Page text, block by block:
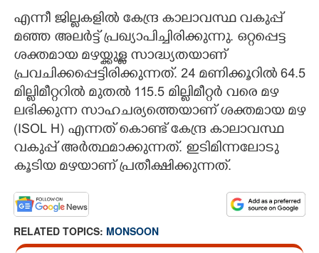
എന്നീ ജില്ലകളിൽ കേന്ദ്ര കാലാവസ്ഥ വകുപ്പ്
മഞ്ഞ അലർട്ട് പ്രഖ്യാപിച്ചിരിക്കുന്നു. ഒറ്റപ്പെട്ട
ശക്തമായ മഴയ്ക്കുള്ള സാദ്ധ്യതയാണ്
പ്രവചിക്കപ്പെട്ടിരിക്കുന്നത്. 24 മണിക്കൂറിൽ 64.5
മില്ലിമീറ്ററിൽ മുതൽ 115.5 മില്ലിമീറ്റർ വരെ മഴ
ലഭിക്കുന്ന സാഹചര്യത്തെയാണ് ശക്തമായ മഴ
(ISOL H) എന്നത് കൊണ്ട് കേന്ദ്ര കാലാവസ്ഥ
വകുപ്പ് അർത്ഥമാക്കുന്നത്. ഇടിമിന്നലോടു
കൂടിയ മഴയാണ് പ്രതീക്ഷിക്കുന്നത്.
RELATED TOPICS: MONSOON